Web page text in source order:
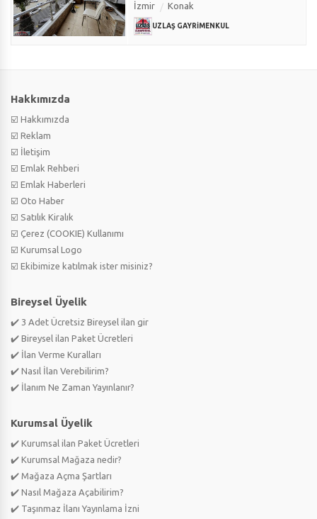
İzmir Konak
UZLAŞ GAYRİMENKUL
Hakkımızda
☑️ Hakkımızda
☑️ Reklam
☑️ İletişim
☑️ Emlak Rehberi
☑️ Emlak Haberleri
☑️ Oto Haber
☑️ Satılık Kiralık
☑️ Çerez (COOKIE) Kullanımı
☑️ Kurumsal Logo
☑️ Ekibimize katılmak ister misiniz?
Bireysel Üyelik
✔️ 3 Adet Ücretsiz Bireysel ilan gir
✔️ Bireysel ilan Paket Ücretleri
✔️ İlan Verme Kuralları
✔️ Nasıl İlan Verebilirim?
✔️ İlanım Ne Zaman Yayınlanır?
Kurumsal Üyelik
✔️ Kurumsal ilan Paket Ücretleri
✔️ Kurumsal Mağaza nedir?
✔️ Mağaza Açma Şartları
✔️ Nasıl Mağaza Açabilirim?
✔️ Taşınmaz İlanı Yayınlama İzni